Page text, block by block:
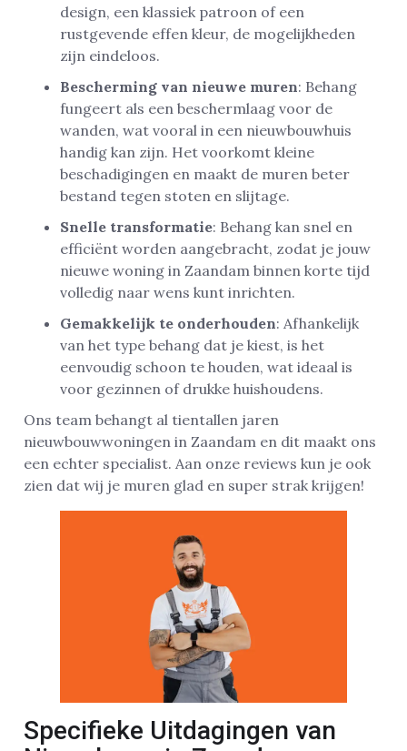
design, een klassiek patroon of een
rustgevende effen kleur, de mogelijkheden
zijn eindeloos.
Bescherming van nieuwe muren: Behang
fungeert als een beschermlaag voor de
wanden, wat vooral in een nieuwbouwhuis
handig kan zijn. Het voorkomt kleine
beschadigingen en maakt de muren beter
bestand tegen stoten en slijtage.
Snelle transformatie: Behang kan snel en
efficiënt worden aangebracht, zodat je jouw
nieuwe woning in Zaandam binnen korte tijd
volledig naar wens kunt inrichten.
Gemakkelijk te onderhouden: Afhankelijk
van het type behang dat je kiest, is het
eenvoudig schoon te houden, wat ideaal is
voor gezinnen of drukke huishoudens.
Ons team behangt al tientallen jaren
nieuwbouwwoningen in Zaandam en dit maakt ons
een echter specialist. Aan onze reviews kun je ook
zien dat wij je muren glad en super strak krijgen!
Specifieke Uitdagingen van